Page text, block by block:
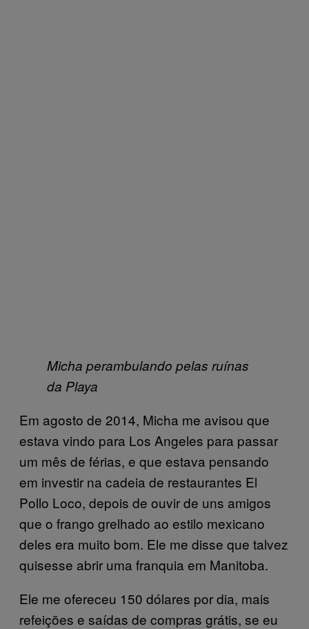
Micha perambulando pelas ruínas
da Playa
Em agosto de 2014, Micha me avisou que
estava vindo para Los Angeles para passar
um mês de férias, e que estava pensando
em investir na cadeia de restaurantes El
Pollo Loco, depois de ouvir de uns amigos
que o frango grelhado ao estilo mexicano
deles era muito bom. Ele me disse que talvez
quisesse abrir uma franquia em Manitoba.
Ele me ofereceu 150 dólares por dia, mais
refeições e saídas de compras grátis, se eu